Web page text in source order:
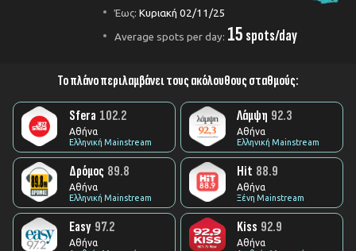
Έως: Κυριακή 02/11/25
Average spots per day: 15 spots/day
Το πλάνο περιλαμβάνει τους ακόλουθους σταθμούς:
Sfera 102.2
Αθήνα
Ελληνική Mainstream
Λάμψη 92.3
Αθήνα
Ελληνική Mainstream
Δρόμος 89.8
Αθήνα
Ελληνική Mainstream
Hit 88.9
Αθήνα
Ξένη Mainstream
Easy 97.2
Αθήνα
Kiss 92.9
Αθήνα